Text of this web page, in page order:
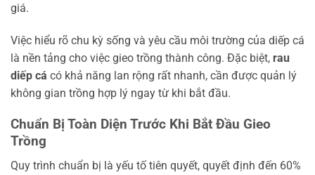
giá.
Việc hiểu rõ chu kỳ sống và yêu cầu môi trường của diếp cá
là nền tảng cho việc gieo trồng thành công. Đặc biệt, rau
diếp cá có khả năng lan rộng rất nhanh, cần được quản lý
không gian trồng hợp lý ngay từ khi bắt đầu.
Chuẩn Bị Toàn Diện Trước Khi Bắt Đầu Gieo
Trồng
Quy trình chuẩn bị là yếu tố tiên quyết, quyết định đến 60%